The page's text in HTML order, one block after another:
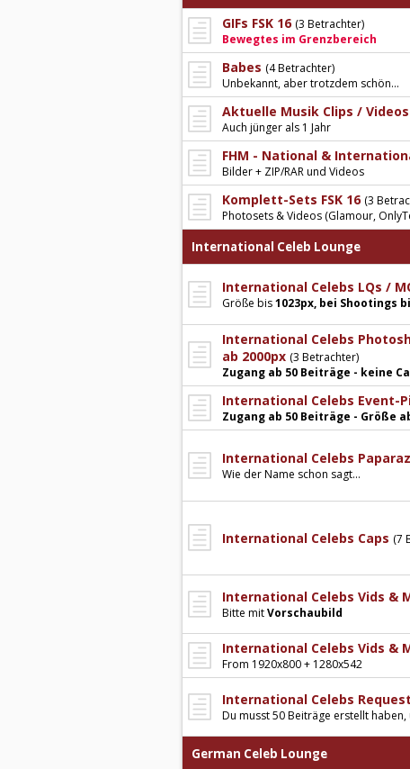
GIFs FSK 16 (3 Betrachter)
Bewegtes im Grenzbereich
Babes (4 Betrachter)
Unbekannt, aber trotzdem schön...
Aktuelle Musik Clips / Videos
Auch jünger als 1 Jahr
FHM - National &
Bilder + ZIP/RAR und Videos
Komplett-Sets FSK 16 (3
Photosets & Videos (Glamour,
International Celeb Lounge
International Celebs LQs /
Größe bis1023px, bei Shootings
International Celebs
ab 2000px (3 Betrachter)
Zugang ab 50 Beiträge - keine
International Celebs Event-
Zugang ab 50 Beiträge - Größe
International Celebs
Wie der Name schon sagt...
International Celebs Caps (7
International Celebs Vids &
Bitte mitVorschaubild
International Celebs Vids &
From 1920x800 + 1280x542
International Celebs
Du musst 50 Beiträge erstellt
German Celeb Lounge